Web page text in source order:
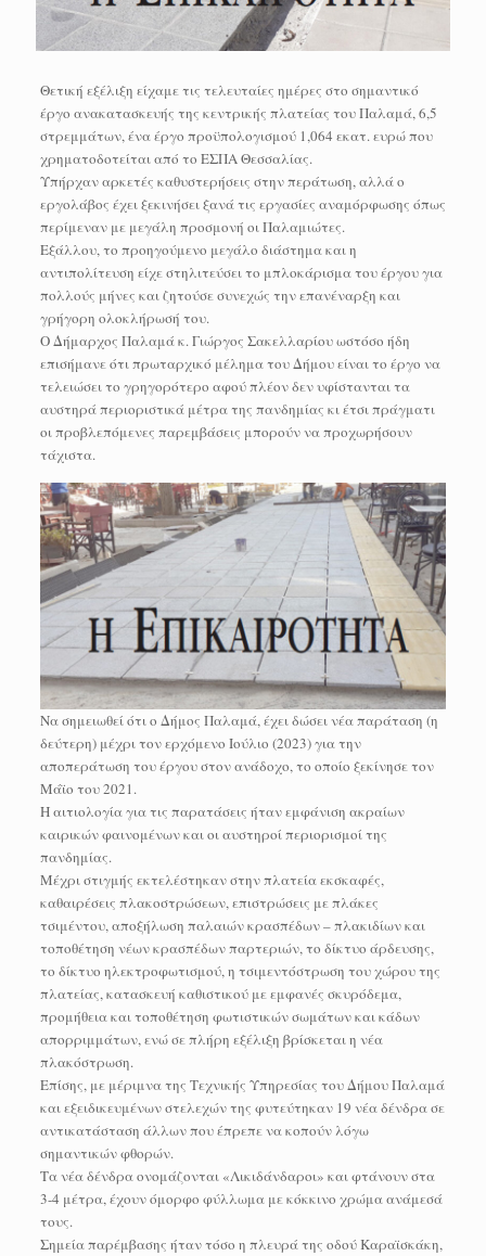
Θετική εξέλιξη είχαμε τις τελευταίες ημέρες στο σημαντικό
έργο ανακατασκευής της κεντρικής πλατείας του Παλαμά, 6,5
στρεμμάτων, ένα έργο προϋπολογισμού 1,064 εκατ. ευρώ που
χρηματοδοτείται από το ΕΣΠΑ Θεσσαλίας.
Υπήρχαν αρκετές καθυστερήσεις στην περάτωση, αλλά ο
εργολάβος έχει ξεκινήσει ξανά τις εργασίες αναμόρφωσης όπως
περίμεναν με μεγάλη προσμονή οι Παλαμιώτες.
Εξάλλου, το προηγούμενο μεγάλο διάστημα και η
αντιπολίτευση είχε στηλιτεύσει το μπλοκάρισμα του έργου για
πολλούς μήνες και ζητούσε συνεχώς την επανέναρξη και
γρήγορη ολοκλήρωσή του.
Ο Δήμαρχος Παλαμά κ. Γιώργος Σακελλαρίου ωστόσο ήδη
επισήμανε ότι πρωταρχικό μέλημα του Δήμου είναι το έργο να
τελειώσει το γρηγορότερο αφού πλέον δεν υφίστανται τα
αυστηρά περιοριστικά μέτρα της πανδημίας κι έτσι πράγματι
οι προβλεπόμενες παρεμβάσεις μπορούν να προχωρήσουν
τάχιστα.
Να σημειωθεί ότι ο Δήμος Παλαμά, έχει δώσει νέα παράταση (η
δεύτερη) μέχρι τον ερχόμενο Ιούλιο (2023) για την
αποπεράτωση του έργου στον ανάδοχο, το οποίο ξεκίνησε τον
Μάϊο του 2021.
Η αιτιολογία για τις παρατάσεις ήταν εμφάνιση ακραίων
καιρικών φαινομένων και οι αυστηροί περιορισμοί της
πανδημίας.
Μέχρι στιγμής εκτελέστηκαν στην πλατεία εκσκαφές,
καθαιρέσεις πλακοστρώσεων, επιστρώσεις με πλάκες
τσιμέντου, αποξήλωση παλαιών κρασπέδων – πλακιδίων και
τοποθέτηση νέων κρασπέδων παρτεριών, το δίκτυο άρδευσης,
το δίκτυο ηλεκτροφωτισμού, η τσιμεντόστρωση του χώρου της
πλατείας, κατασκευή καθιστικού με εμφανές σκυρόδεμα,
προμήθεια και τοποθέτηση φωτιστικών σωμάτων και κάδων
απορριμμάτων, ενώ σε πλήρη εξέλιξη βρίσκεται η νέα
πλακόστρωση.
Επίσης, με μέριμνα της Τεχνικής Υπηρεσίας του Δήμου Παλαμά
και εξειδικευμένων στελεχών της φυτεύτηκαν 19 νέα δένδρα σε
αντικατάσταση άλλων που έπρεπε να κοπούν λόγω
σημαντικών φθορών.
Τα νέα δένδρα ονομάζονται «Λικιδάνδαροι» και φτάνουν στα
3-4 μέτρα, έχουν όμορφο φύλλωμα με κόκκινο χρώμα ανάμεσά
τους.
Σημεία παρέμβασης ήταν τόσο η πλευρά της οδού Καραϊσκάκη,